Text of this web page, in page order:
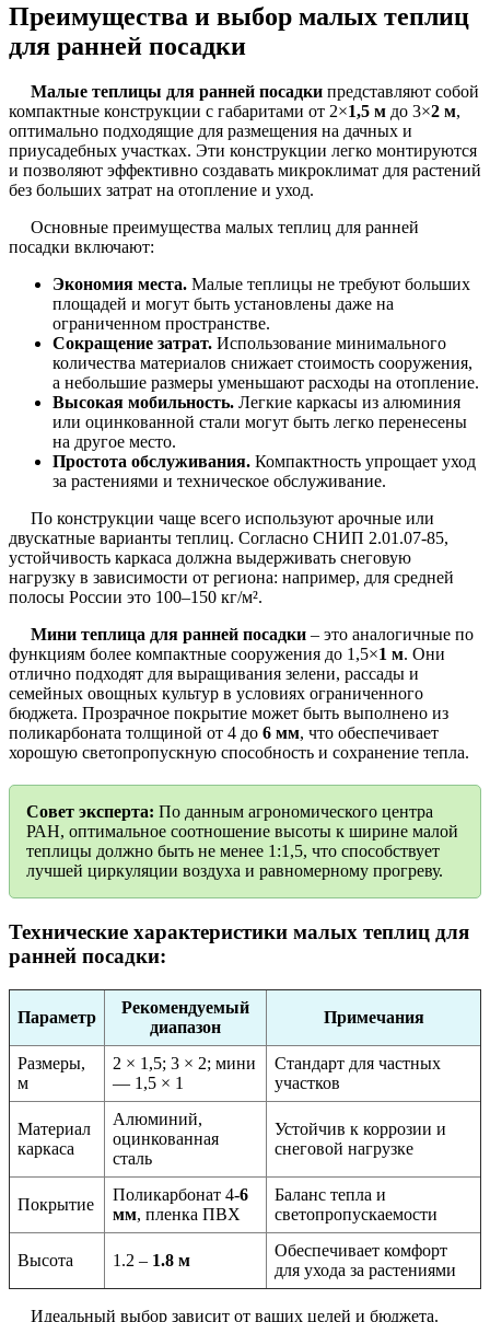
Преимущества и выбор малых теплиц
для ранней посадки
Малые теплицы для ранней посадки представляют собой
компактные конструкции с габаритами от 2×1,5 м до 3×2 м,
оптимально подходящие для размещения на дачных и
приусадебных участках. Эти конструкции легко монтируются
и позволяют эффективно создавать микроклимат для растений
без больших затрат на отопление и уход.
Основные преимущества малых теплиц для ранней
посадки включают:
Экономия места. Малые теплицы не требуют больших
площадей и могут быть установлены даже на
ограниченном пространстве.
Сокращение затрат. Использование минимального
количества материалов снижает стоимость сооружения,
а небольшие размеры уменьшают расходы на отопление.
Высокая мобильность. Легкие каркасы из алюминия
или оцинкованной стали могут быть легко перенесены
на другое место.
Простота обслуживания. Компактность упрощает уход
за растениями и техническое обслуживание.
По конструкции чаще всего используют арочные или
двускатные варианты теплиц. Согласно СНИП 2.01.07-85,
устойчивость каркаса должна выдерживать снеговую
нагрузку в зависимости от региона: например, для средней
полосы России это 100–150 кг/м².
Мини теплица для ранней посадки – это аналогичные по
функциям более компактные сооружения до 1,5×1 м. Они
отлично подходят для выращивания зелени, рассады и
семейных овощных культур в условиях ограниченного
бюджета. Прозрачное покрытие может быть выполнено из
поликарбоната толщиной от 4 до 6 мм, что обеспечивает
хорошую светопропускную способность и сохранение тепла.
Совет эксперта: По данным агрономического центра
РАН, оптимальное соотношение высоты к ширине малой
теплицы должно быть не менее 1:1,5, что способствует
лучшей циркуляции воздуха и равномерному прогреву.
Технические характеристики малых теплиц для
ранней посадки:
Параметр
Рекомендуемый
диапазон
Примечания
Размеры,
м
2 × 1,5; 3 × 2; мини
— 1,5 × 1
Стандарт для частных
участков
Материал
каркаса
Алюминий,
оцинкованная
сталь
Устойчив к коррозии и
снеговой нагрузке
Покрытие
Поликарбонат 4-6
мм, пленка ПВХ
Баланс тепла и
светопропускаемости
Высота 1.2 – 1.8 м
Обеспечивает комфорт
для ухода за растениями
Идеальный выбор зависит от ваших целей и бюджета.